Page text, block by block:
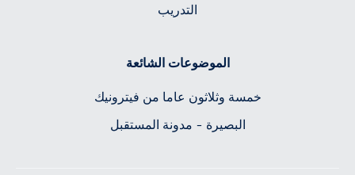
التدريب
الموضوعات الشائعة
خمسة وثلاثون عاما من فيترونيك
البصيرة - مدونة المستقبل